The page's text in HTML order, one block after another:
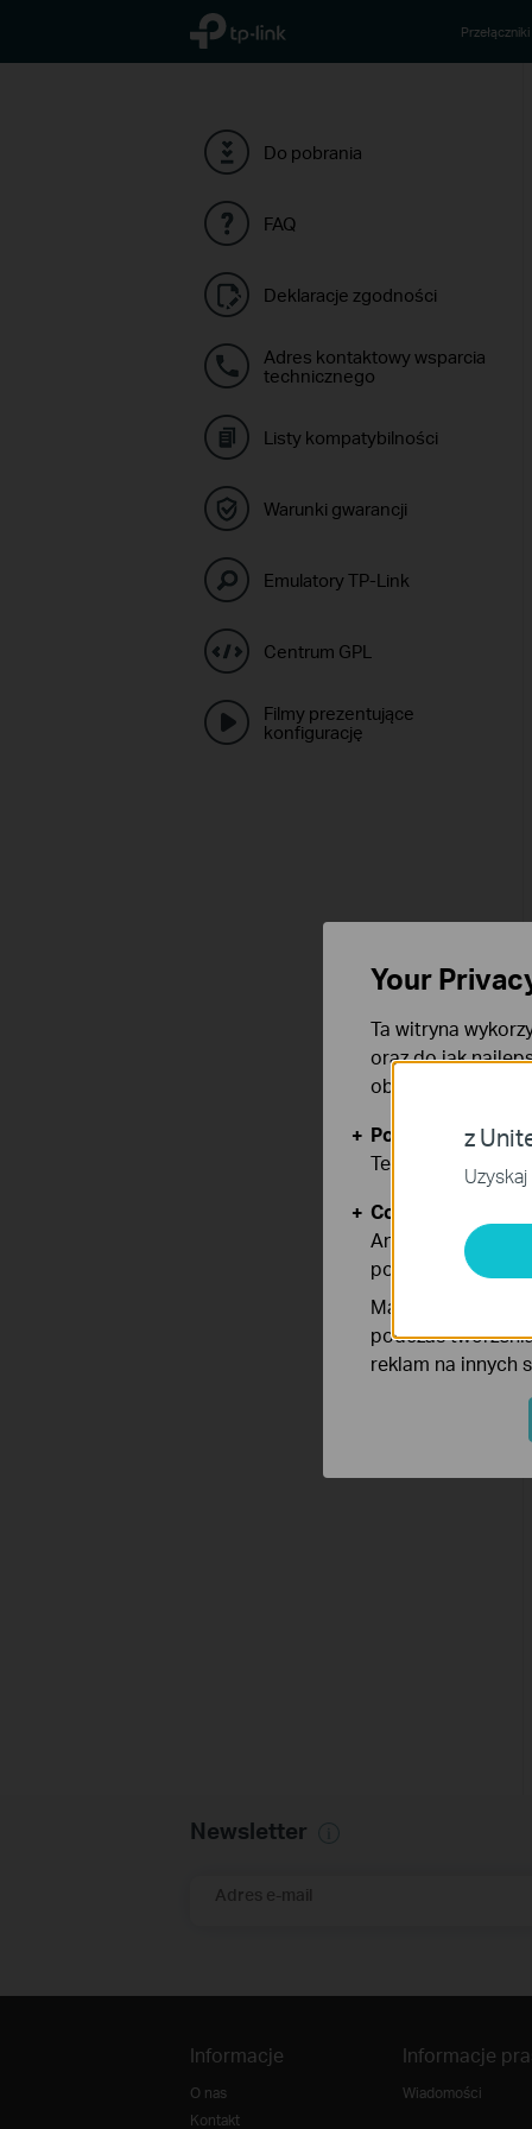
TP-Link, Reliably Smart Przełączniki
Do pobrania
FAQ
Deklaracje zgodności
Adres kontaktowy wsparcia
technicznego
Listy kompatybilności
Warunki gwarancji
Emulatory TP-Link
Centrum GPL
Filmy prezentujące
konfigurację
Newsletter
Adres e-mail
Informacje
O nas
Kontakt
Informacje
Wiadomości
z
Your
Ta witryna
oraz do jak
obsługę plików
Podstawowe
Te pliki cookies
Cookies
Analiza - Te pliki
poprawę i
Marketing - Te
podczas
reklam na innych